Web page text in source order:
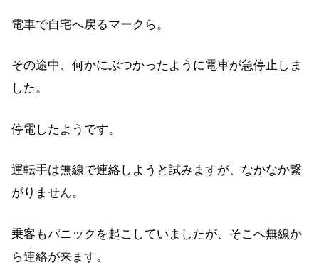
電車で自宅へ戻るマークら。
その途中、何かにぶつかったように電車が急停止しま
した。
停電したようです。
運転手は無線で連絡しようと試みますが、なかなか繋
がりません。
乗客もパニックを起こしていましたが、そこへ無線か
ら連絡が来ます。